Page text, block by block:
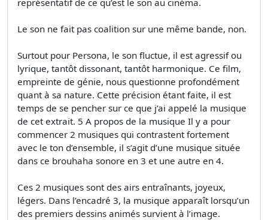
Le son ne fait pas coalition sur une même bande, non.
Surtout pour Persona, le son fluctue, il est agressif ou
lyrique, tantôt dissonant, tantôt harmonique. Ce film,
empreinte de génie, nous questionne profondément
quant à sa nature. Cette précision étant faite, il est
temps de se pencher sur ce que j’ai appelé la musique
de cet extrait. 5 A propos de la musique Il y a pour
commencer 2 musiques qui contrastent fortement
avec le ton d’ensemble, il s’agit d’une musique située
dans ce brouhaha sonore en 3 et une autre en 4.
Ces 2 musiques sont des airs entraînants, joyeux,
légers. Dans l’encadré 3, la musique apparaît lorsqu’un
des premiers dessins animés survient à l’image.